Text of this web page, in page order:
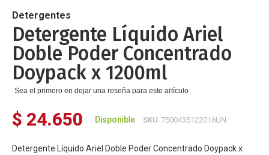
de
la
galería
de
imágenes
Detergentes
Detergente Líquido Ariel
Doble Poder Concentrado
Doypack x 1200ml
Sea el primero en dejar una reseña para este artículo
$ 24.650 Disponible SKU 7500435122016UN
Detergente Líquido Ariel Doble Poder Concentrado Doypack x